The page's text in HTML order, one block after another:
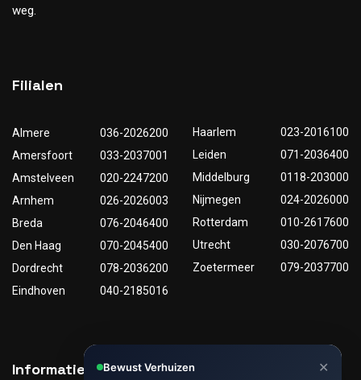
weg.
Filialen
Almere
036-2026200
Amersfoort
033-2037001
Amstelveen
020-2247200
Arnhem
026-2026003
Breda
076-2046400
Den Haag
070-2045400
Dordrecht
078-2036200
Eindhoven
040-2185016
Haarlem
023-2016100
Leiden
071-2036400
Middelburg
0118-203000
Nijmegen
024-2026000
Rotterdam
010-2617600
Utrecht
030-2076700
Zoetermeer
079-2037700
Informatie Nuttige links
Bewust Verhuizen ✕